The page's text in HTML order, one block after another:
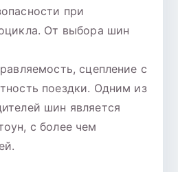
при
От выбора шин
сцепление с
поездки. Одним из
шин является
с более чем